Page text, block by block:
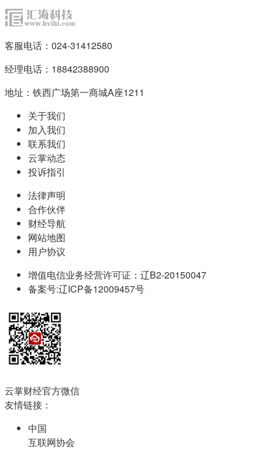
客服电话：024-31412580
经理电话：18842388900
地址：铁西广场第一商城A座1211
关于我们
加入我们
联系我们
云掌动态
投诉指引
法律声明
合作伙伴
财经导航
网站地图
用户协议
增值电信业务经营许可证：辽B2-20150047
备案号:辽ICP备12009457号
云掌财经官方微信
友情链接：
中国
互联网协会